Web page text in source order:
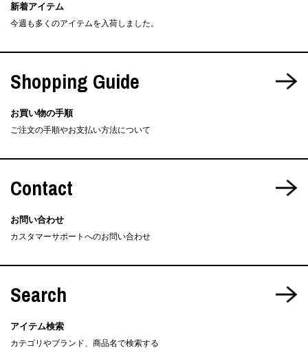
新着アイテム
今週も多くのアイテムを入荷しました。
Shopping Guide
お買い物の手順
ご注文の手順やお支払い方法について
Contact
お問い合わせ
カスタマーサポートへのお問い合わせ
Search
アイテム検索
カテゴリやブランド、商品名で検索する